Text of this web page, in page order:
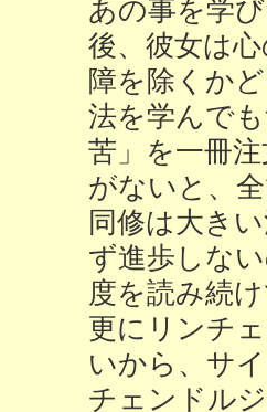
あの事を学
後、彼女は
障を除くか
法を学んで
苦」を一冊
がないと、
同修は大き
ず進歩しな
度を読み続
更にリンチ
いから、サ
チェンドル